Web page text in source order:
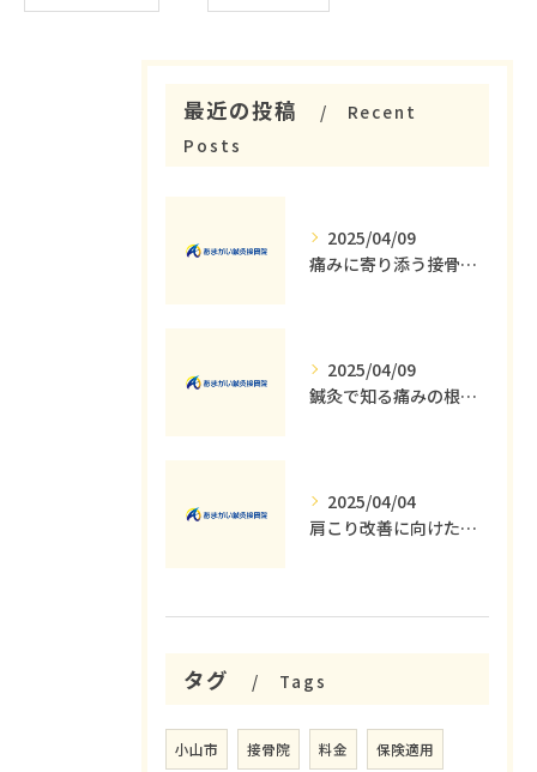
最近の投稿
Recent
Posts
2025/04/09
痛みに寄り添う接骨院の役割とその重要性
2025/04/09
鍼灸で知る痛みの根本原因とその解消法
2025/04/04
肩こり改善に向けた運動療法の重要性
タグ Tags
小山市 接骨院 料金 保険適用